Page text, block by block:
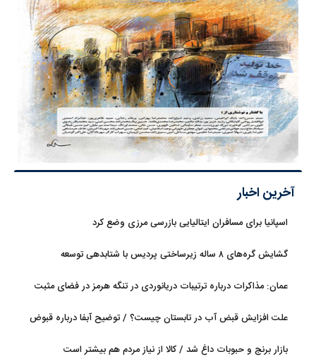
آخرین اخبار
اسپانیا برای مسافران ایتالیایی بازرسی مرزی وضع کرد
گشایش گره‌های ۸ ساله زیرساختی پردیس با شتابدهی توسعه
عمان: مذاکرات درباره ترتیبات دریانوردی در تنگه هرمز در فضای مثبت
علت افزایش قبض آب در تابستان چیست؟ / توضیح آبفا درباره قبوض
بازار برنج و حبوبات داغ شد / کالا از نیاز مردم هم بیشتر است